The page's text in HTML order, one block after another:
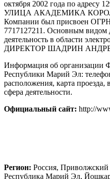
октября 2002 года по
УЛИЦА АКАДЕМИКА
Компании был присвоен
7717127211. Основным видом
деятельность в области
ДИРЕКТОР ШАДРИН
Информация об
Республики Марий Эл:
расположения, карта проезда,
сфера деятельности.
Официальный сайт: http://
Регион: Россия, Приволжский
Республика Марий Эл,